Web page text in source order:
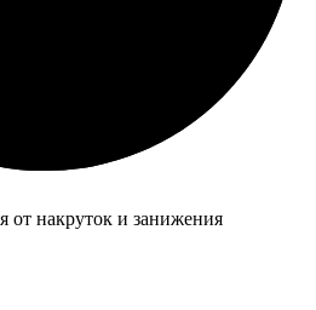
накруток и занижения